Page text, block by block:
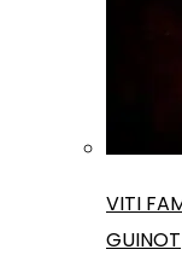
VITI
GUINOT